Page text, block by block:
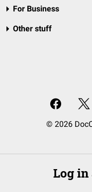
For Business
Other stuff
© 2026
Log in